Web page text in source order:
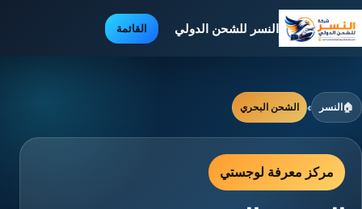
النسر للشحن الدولي القائمة
🏠النسر › الشحن البحري
مركز معرفة لوجستي